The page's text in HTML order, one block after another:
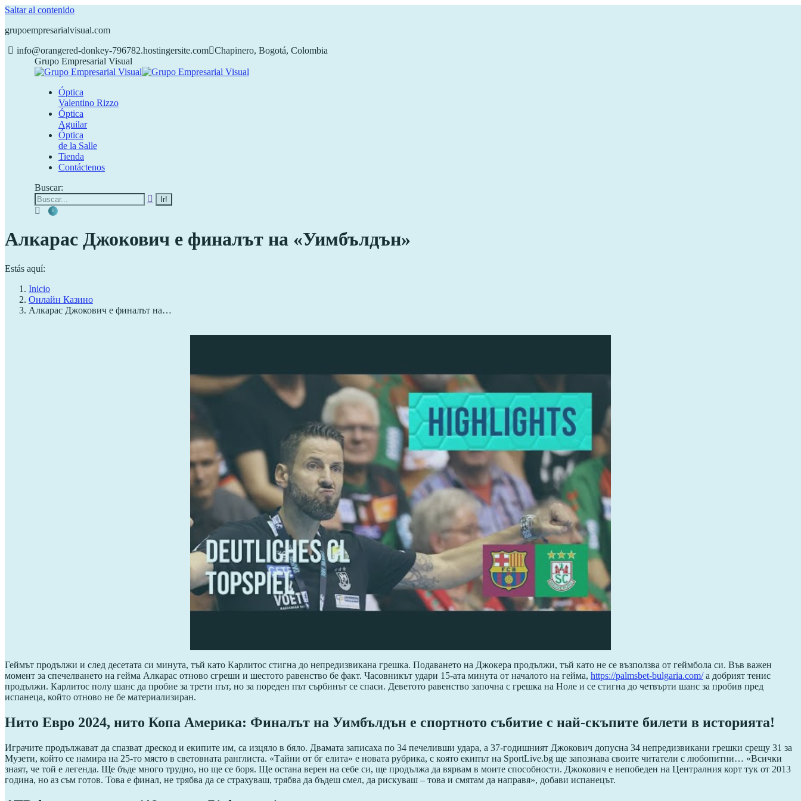
Saltar al contenido
grupoempresarialvisual.com
info@orangered-donkey-796782.hostingersite.com Chapinero, Bogotá, Colombia
Grupo Empresarial Visual
Óptica
Valentino Rizzo
Óptica
Aguilar
Óptica
de la Salle
Tienda
Contáctenos
Buscar:
0
Алкарас Джокович е финалът на «Уимбълдън»
Estás aquí:
Inicio
Онлайн Казино
Алкарас Джокович е финалът на…
Геймът продължи и след десетата си минута, тъй като Карлитос стигна до непредизвикана грешка. Подаването на Джокера продължи, тъй като не се възползва от геймбола си. Във важен
момент за спечелването на гейма Алкарас отново сгреши и шестото равенство бе факт. Часовникът удари 15-ата минута от началото на гейма, https://palmsbet-bulgaria.com/а добрият тенис
продължи. Карлитос полу шанс да пробие за трети път, но за пореден път сърбинът се спаси. Деветото равенство започна с грешка на Ноле и се стигна до четвърти шанс за пробив пред
испанеца, който отново не бе материализиран.
Нито Евро 2024, нито Копа Америка: Финалът на Уимбълдън е спортното събитие с най-скъпите билети в историята!
Играчите продължават да спазват дрескод и екипите им, са изцяло в бяло. Двамата записаха по 34 печеливши удара, а 37-годишният Джокович допусна 34 непредизвикани грешки срещу 31 за
Музети, който се намира на 25-то място в световната ранглиста. «Тайни от бг елита» е новата рубрика, с която екипът на SportLive.bg ще запознава своите читатели с любопитни… «Всички
знаят, че той е легенда. Ще бъде много трудно, но ще се боря. Ще остана верен на себе си, ще продължа да вярвам в моите способности. Джокович е непобеден на Централния корт тук от 2013
година, но аз съм готов. Това е финал, не трябва да се страхуваш, трябва да бъдеш смел, да рискуваш – това и смятам да направя», добави испанецът.